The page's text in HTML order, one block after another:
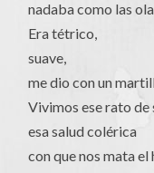
nadaba como las
Era tétrico,
suave,
me dio con un
Vivimos ese rato de
esa salud colérica
con que nos mata